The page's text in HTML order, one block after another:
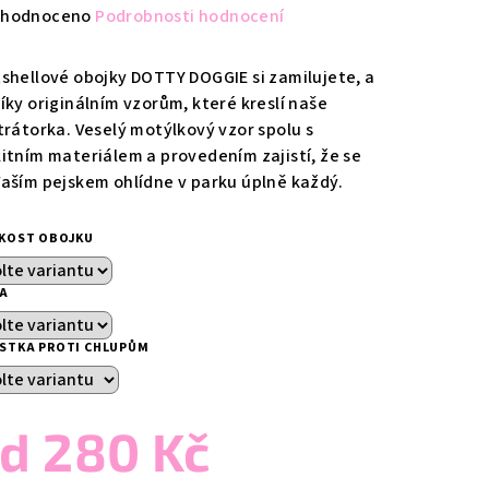
Podrobnosti hodnocení
obojky DOTTY DOGGIE si zamilujete, a
originálním vzorům, které kreslí naše
Veselý motýlkový vzor spolu s
materiálem a provedením zajistí, že se
pejskem ohlídne v parku úplně každý.
OBOJKU
PROTI CHLUPŮM
280 Kč